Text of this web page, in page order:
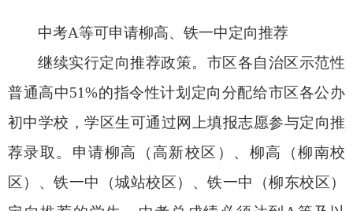
中考A等可申请柳高、铁一中定向推荐
继续实行定向推荐政策。市区各自治区示范性
普通高中51%的指令性计划定向分配给市区各公办
初中学校，学区生可通过网上填报志愿参与定向推
荐录取。申请柳高（高新校区）、柳高（柳南校
区）、铁一中（城站校区）、铁一中（柳东校区）